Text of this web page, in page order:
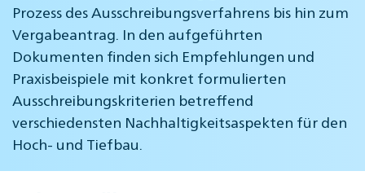
Prozess des Ausschreibungsverfahrens bis hin zum
Vergabeantrag. In den aufgeführten
Dokumenten finden sich Empfehlungen und
Praxisbeispiele mit konkret formulierten
Ausschreibungskriterien betreffend
verschiedensten Nachhaltigkeitsaspekten für den
Hoch- und Tiefbau.